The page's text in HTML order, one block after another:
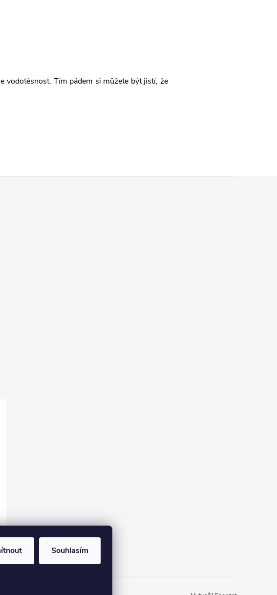
Souhlasím
vodotěsnost. Tím pádem si můžete být jistí, že